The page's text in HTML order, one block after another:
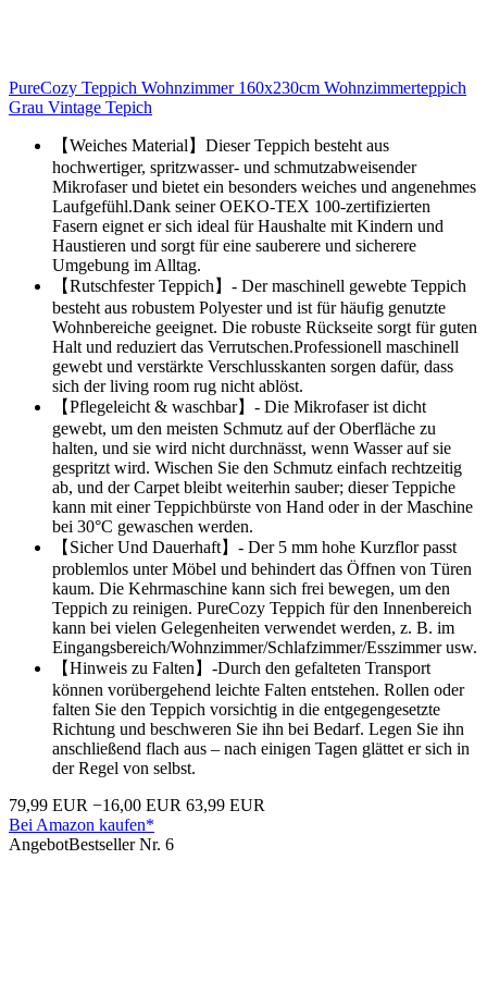
PureCozy Teppich Wohnzimmer 160x230cm Wohnzimmerteppich
Grau Vintage Tepich
【Weiches Material】Dieser Teppich besteht aus
hochwertiger, spritzwasser- und schmutzabweisender
Mikrofaser und bietet ein besonders weiches und angenehmes
Laufgefühl.Dank seiner OEKO-TEX 100-zertifizierten
Fasern eignet er sich ideal für Haushalte mit Kindern und
Haustieren und sorgt für eine sauberere und sicherere
Umgebung im Alltag.
【Rutschfester Teppich】- Der maschinell gewebte Teppich
besteht aus robustem Polyester und ist für häufig genutzte
Wohnbereiche geeignet. Die robuste Rückseite sorgt für guten
Halt und reduziert das Verrutschen.Professionell maschinell
gewebt und verstärkte Verschlusskanten sorgen dafür, dass
sich der living room rug nicht ablöst.
【Pflegeleicht & waschbar】- Die Mikrofaser ist dicht
gewebt, um den meisten Schmutz auf der Oberfläche zu
halten, und sie wird nicht durchnässt, wenn Wasser auf sie
gespritzt wird. Wischen Sie den Schmutz einfach rechtzeitig
ab, und der Carpet bleibt weiterhin sauber; dieser Teppiche
kann mit einer Teppichbürste von Hand oder in der Maschine
bei 30°C gewaschen werden.
【Sicher Und Dauerhaft】- Der 5 mm hohe Kurzflor passt
problemlos unter Möbel und behindert das Öffnen von Türen
kaum. Die Kehrmaschine kann sich frei bewegen, um den
Teppich zu reinigen. PureCozy Teppich für den Innenbereich
kann bei vielen Gelegenheiten verwendet werden, z. B. im
Eingangsbereich/Wohnzimmer/Schlafzimmer/Esszimmer usw.
【Hinweis zu Falten】-Durch den gefalteten Transport
können vorübergehend leichte Falten entstehen. Rollen oder
falten Sie den Teppich vorsichtig in die entgegengesetzte
Richtung und beschweren Sie ihn bei Bedarf. Legen Sie ihn
anschließend flach aus – nach einigen Tagen glättet er sich in
der Regel von selbst.
79,99 EUR −16,00 EUR 63,99 EUR
Bei Amazon kaufen*
AngebotBestseller Nr. 6